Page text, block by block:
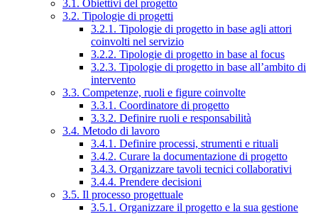
3.1. Obiettivi del progetto
3.2. Tipologie di progetti
3.2.1. Tipologie di progetto in base agli attori
coinvolti nel servizio
3.2.2. Tipologie di progetto in base al focus
3.2.3. Tipologie di progetto in base all’ambito di
intervento
3.3. Competenze, ruoli e figure coinvolte
3.3.1. Coordinatore di progetto
3.3.2. Definire ruoli e responsabilità
3.4. Metodo di lavoro
3.4.1. Definire processi, strumenti e rituali
3.4.2. Curare la documentazione di progetto
3.4.3. Organizzare tavoli tecnici collaborativi
3.4.4. Prendere decisioni
3.5. Il processo progettuale
3.5.1. Organizzare il progetto e la sua gestione